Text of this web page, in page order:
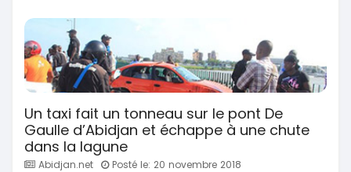
Un taxi fait un tonneau sur le pont De
Gaulle d’Abidjan et échappe à une chute
dans la lagune
Abidjan.net Posté le: 20 novembre 2018